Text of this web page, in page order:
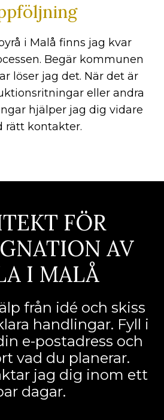
i Malå finns jag kvar
Begär kommunen
löser jag det. När det är
eller andra
hjälper jag dig vidare
rätt kontakter.
FÖR
AV
I MALÅ
från idé och skiss
handlingar. Fyll i
e-postadress och
vad du planerar.
jag dig inom ett
dagar.